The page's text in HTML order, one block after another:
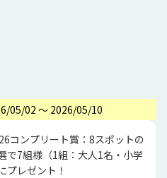
05/02 〜 2026/05/10
コンプリート賞：8スポットの
で7組様（1組：大人1名・小学
プレゼント！